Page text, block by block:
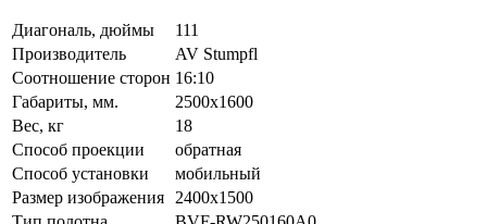
Диагональ, дюймы
111
Производитель
AV Stumpfl
Соотношение сторон 16:10
Габариты, мм.
2500x1600
Вес, кг
18
Способ проекции
обратная
Способ установки
мобильный
Размер изображения
2400x1500